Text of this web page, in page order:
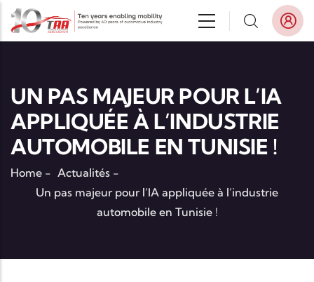
Aller au contenu principal
UN PAS MAJEUR POUR L’IA
APPLIQUÉE À L’INDUSTRIE
AUTOMOBILE EN TUNISIE !
Home - Actualités -
Un pas majeur pour l’IA appliquée à l’industrie
automobile en Tunisie !